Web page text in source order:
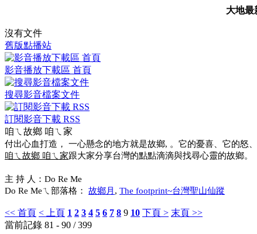
大地最
沒有文件
舊版點播站
影音播放下載區 首頁
搜尋影音檔案文件
訂閱影音下載 RSS
咱ㄟ故鄉 咱ㄟ家
付出心血打造， 一心懸念的地方就是故鄉, 。它的憂喜、它的怒
咱ㄟ故鄉 咱ㄟ家跟大家分享台灣的點點滴滴與找尋心靈的故鄉。
主 持 人：Do Re Me
Do Re Meㄟ部落格： 故鄉月 , The footprint~台灣聖山仙蹤
<< 首頁 < 上頁 1 2 3 4 5 6 7 8 9 10 下頁 > 末頁 >>
當前記錄 81 - 90 / 399